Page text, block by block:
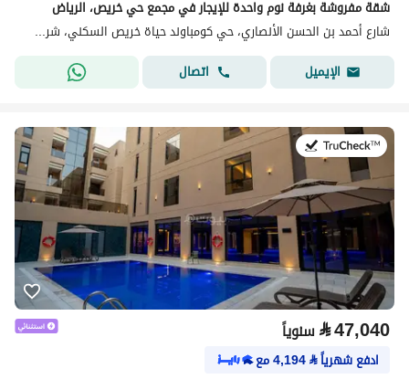
شقة مفروشة بغرفة نوم واحدة للإيجار في مجمع حي خريص، الرياض
شارع أحمد بن الحسن الأنصاري، حي كومباوند حياة خريص السكني، شرق الرياض، الرياض
الإيميل
اتصال
في:21 يوليو 2026
⃁47,040 سنوياً
ادفع شهرياً⃁
4,194مع